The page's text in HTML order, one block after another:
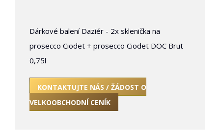
Dárkové balení Daziér - 2x sklenička na
prosecco Ciodet + prosecco Ciodet DOC Brut
0,75l
KONTAKTUJTE NÁS / ŽÁDOST O
VELKOOBCHODNÍ CENÍK